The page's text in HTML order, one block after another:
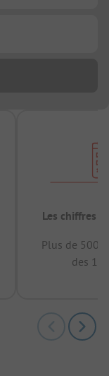
Les chiffres
Plus de
des 12